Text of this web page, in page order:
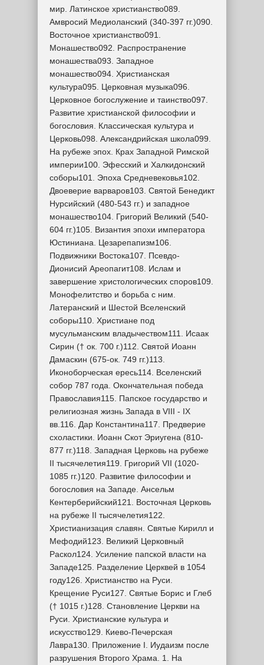
мир. Латинское христианство089.
Амвросий Медиоланский (340-397 гг.)090.
Восточное христианство091.
Монашество092. Распространение
монашества093. Западное
монашество094. Христианская
культура095. Церковная музыка096.
Церковное богослужение и таинство097.
Развитие христианской философии и
богословия. Классическая культура и
Церковь098. Александрийская школа099.
На рубеже эпох. Крах Западной Римской
империи100. Эфесский и Халкидонский
соборы101. Эпоха Средневековья102.
Двоеверие варваров103. Святой Бенедикт
Нурсийский (480-543 гг.) и западное
монашество104. Григорий Великий (540-
604 гг.)105. Византия эпохи императора
Юстиниана. Цезарепапизм106.
Подвижники Востока107. Псевдо-
Дионисий Ареопагит108. Ислам и
завершение христологических споров109.
Монофелитство и борьба с ним.
Латеранский и Шестой Вселенский
соборы110. Христиане под
мусульманским владычеством111. Исаак
Сирин († ок. 700 г.)112. Святой Иоанн
Дамаскин (675-ок. 749 гг.)113.
Иконоборческая ересь114. Вселенский
собор 787 года. Окончательная победа
Православия115. Папское государство и
религиозная жизнь Запада в VIII - IX
вв.116. Дар Константина117. Предверие
схоластики. Иоанн Скот Эриугена (810-
877 гг.)118. Западная Церковь на рубеже
II тысячелетия119. Григорий VII (1020-
1085 гг.)120. Развитие философии и
богословия на Западе. Ансельм
Кентерберийский121. Восточная Церковь
на рубеже II тысячелетия122.
Христианизация славян. Святые Кирилл и
Мефодий123. Великий Церковный
Раскол124. Усиление папской власти на
Западе125. Разделение Церквей в 1054
году126. Христианство на Руси.
Крещение Руси127. Святые Борис и Глеб
(† 1015 г.)128. Становление Церкви на
Руси. Христианские культура и
искусство129. Киево-Печерская
Лавра130. Приложение I. Иудаизм после
разрушения Второго Храма. 1. На